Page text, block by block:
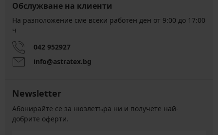
Обслужване на клиенти
На разположение сме всеки работен ден от 9:00 до 17:00
ч
042 952927
info@astratex.bg
Newsletter
Абонирайте се за нюзлетъра ни и получете най-
добрите оферти.